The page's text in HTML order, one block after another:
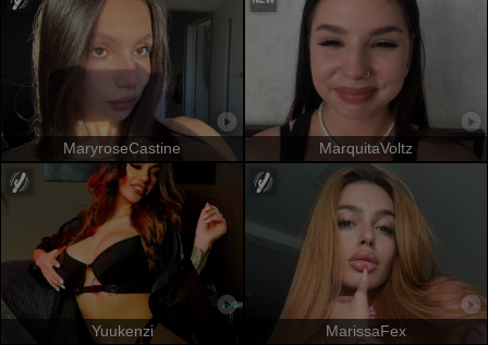
MaryroseCastine MarquitaVoltz
Yuukenzi MarissaFex